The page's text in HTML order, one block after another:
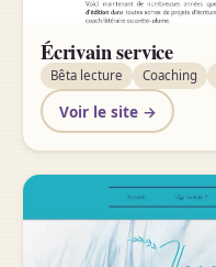
Écrivain service
Bêta lecture Coaching
Voir le site →